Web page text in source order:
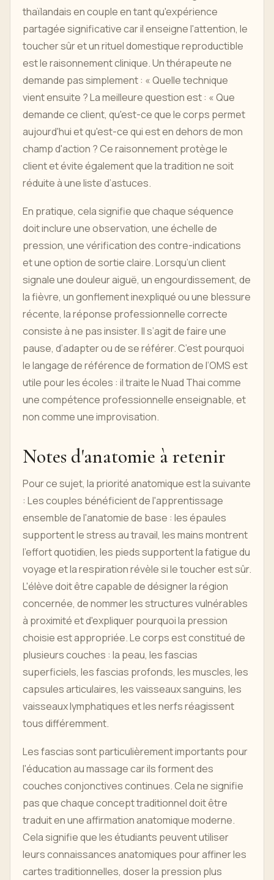
thaïlandais en couple en tant qu'expérience
partagée significative car il enseigne l'attention, le
toucher sûr et un rituel domestique reproductible
est le raisonnement clinique. Un thérapeute ne
demande pas simplement : « Quelle technique
vient ensuite ? La meilleure question est : « Que
demande ce client, qu'est-ce que le corps permet
aujourd'hui et qu'est-ce qui est en dehors de mon
champ d'action ? Ce raisonnement protège le
client et évite également que la tradition ne soit
réduite à une liste d’astuces.
En pratique, cela signifie que chaque séquence
doit inclure une observation, une échelle de
pression, une vérification des contre-indications
et une option de sortie claire. Lorsqu’un client
signale une douleur aiguë, un engourdissement, de
la fièvre, un gonflement inexpliqué ou une blessure
récente, la réponse professionnelle correcte
consiste à ne pas insister. Il s’agit de faire une
pause, d’adapter ou de se référer. C’est pourquoi
le langage de référence de formation de l’OMS est
utile pour les écoles : il traite le Nuad Thai comme
une compétence professionnelle enseignable, et
non comme une improvisation.
Notes d'anatomie à retenir
Pour ce sujet, la priorité anatomique est la suivante
: Les couples bénéficient de l'apprentissage
ensemble de l'anatomie de base : les épaules
supportent le stress au travail, les mains montrent
l'effort quotidien, les pieds supportent la fatigue du
voyage et la respiration révèle si le toucher est sûr.
L'élève doit être capable de désigner la région
concernée, de nommer les structures vulnérables
à proximité et d'expliquer pourquoi la pression
choisie est appropriée. Le corps est constitué de
plusieurs couches : la peau, les fascias
superficiels, les fascias profonds, les muscles, les
capsules articulaires, les vaisseaux sanguins, les
vaisseaux lymphatiques et les nerfs réagissent
tous différemment.
Les fascias sont particulièrement importants pour
l'éducation au massage car ils forment des
couches conjonctives continues. Cela ne signifie
pas que chaque concept traditionnel doit être
traduit en une affirmation anatomique moderne.
Cela signifie que les étudiants peuvent utiliser
leurs connaissances anatomiques pour affiner les
cartes traditionnelles, doser la pression plus